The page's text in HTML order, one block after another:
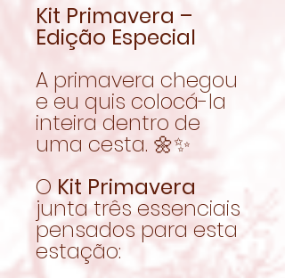
Kit Primavera –
Edição Especial
A primavera chegou
e eu quis colocá-la
inteira dentro de
uma cesta. 🌼✨
OKit Primavera
junta três essenciais
pensados para esta
estação: